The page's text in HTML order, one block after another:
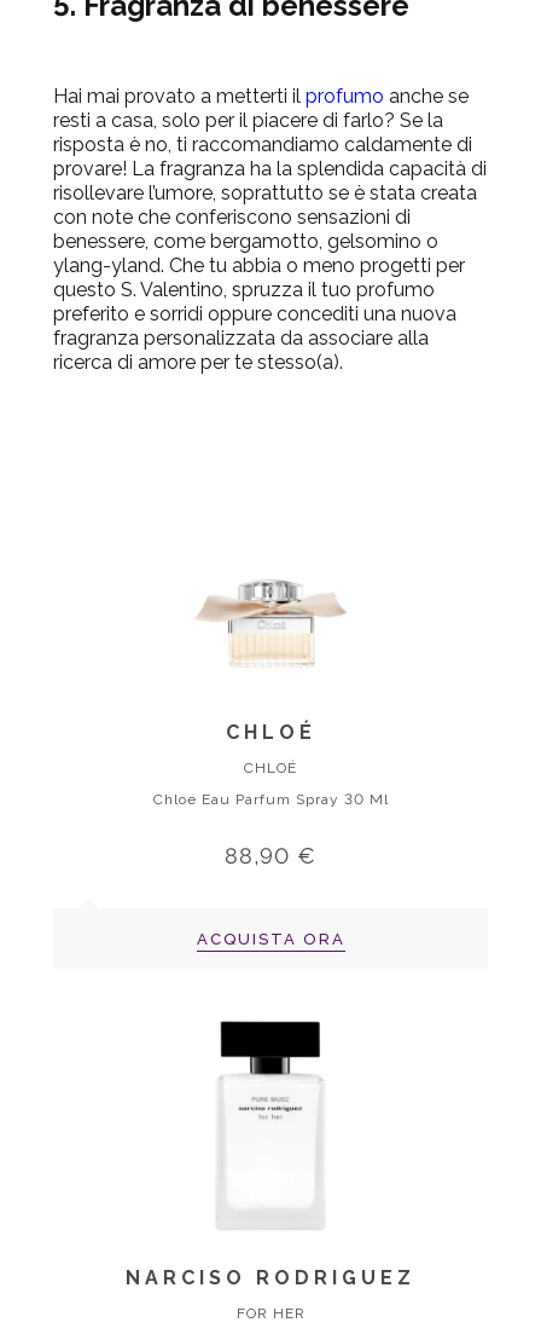
Hai mai provato a metterti il profumo anche se
resti a casa, solo per il piacere di farlo? Se la
risposta è no, ti raccomandiamo caldamente di
provare! La fragranza ha la splendida capacità di
risollevare l’umore, soprattutto se è stata creata
con note che conferiscono sensazioni di
benessere, come bergamotto, gelsomino o
ylang-yland. Che tu abbia o meno progetti per
questo S. Valentino, spruzza il tuo profumo
preferito e sorridi oppure concediti una nuova
fragranza personalizzata da associare alla
ricerca di amore per te stesso(a).
CHLOÉ
CHLOÉ
Chloe Eau Parfum Spray 30 Ml
88,90 €
ACQUISTA ORA
NARCISO RODRIGUEZ
FOR HER